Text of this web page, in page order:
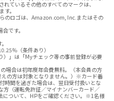
ているその他のすべてのマークは、
。
のロゴは、Amazon.com, Inc.またはその
です。
％（条件あり）
）」は「Myチェック等の事前登録が必要
場合は初年度年会費無料。（本会員の方
の方は対象となりません。）※カード番
間を過ぎた場合は、翌日受付扱いとな
（運転免許証／マイナンバーカード／
について、HPをご確認ください。※1名様